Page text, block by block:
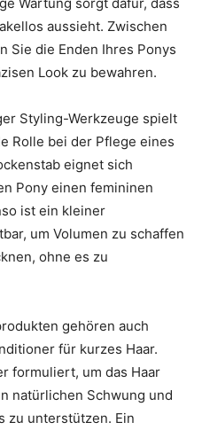
aussieht. Zwischen
Sie die Enden Ihres Ponys
Look zu bewahren.
Styling-Werkzeuge spielt
Rolle bei der Pflege eines
eignet sich
Pony einen femininen
ist ein kleiner
um Volumen zu schaffen
ohne es zu
gehören auch
für kurzes Haar.
formuliert, um das Haar
natürlichen Schwung und
zu unterstützen. Ein